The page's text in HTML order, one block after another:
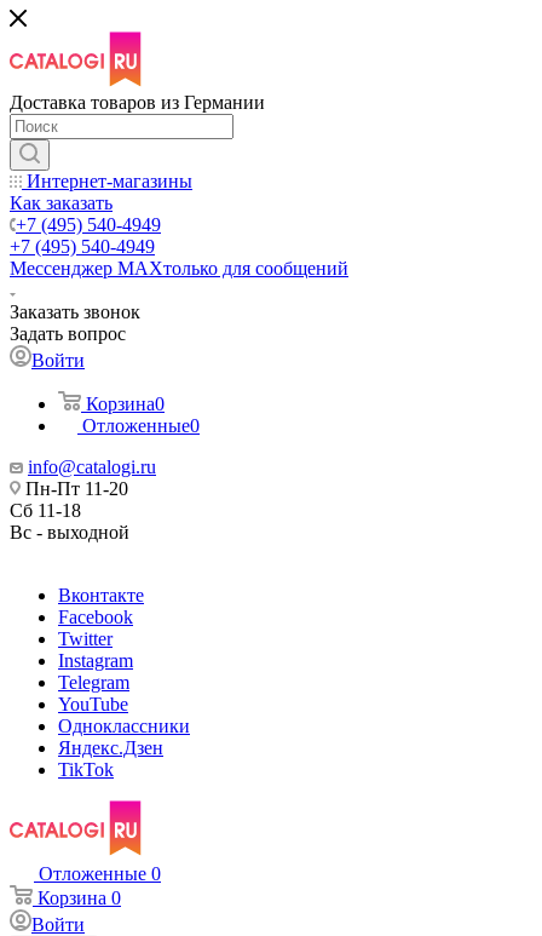
Доставка товаров из Германии
Интернет-магазины
Как заказать
+7 (495) 540-4949
+7 (495) 540-4949
Мессенджер МАХтолько для сообщений
Заказать звонок
Задать вопрос
Войти
Корзина0
Отложенные0
info@catalogi.ru
Пн-Пт 11-20
Сб 11-18
Вс - выходной
Вконтакте
Facebook
Twitter
Instagram
Telegram
YouTube
Одноклассники
Яндекс.Дзен
TikTok
Отложенные 0
Корзина 0
Войти